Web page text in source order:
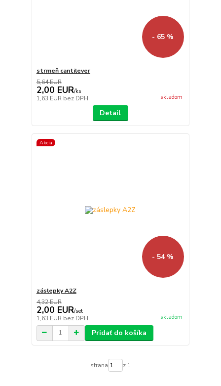
- 65 %
strmeň cantilever
5,64 EUR
2,00 EUR/ks
1,63 EUR bez DPH skladom
Detail
Akcia
- 54 %
záslepky A2Z
4,32 EUR
2,00 EUR/set
1,63 EUR bez DPH skladom
Pridať do košíka
strana z 1